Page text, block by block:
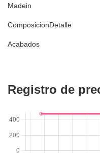
Madein
ComposicionDetalle
Acabados
Registro de